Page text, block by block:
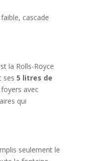
cascade
la Rolls-Royce
ses 5 litres de
avec
qui
seulement le